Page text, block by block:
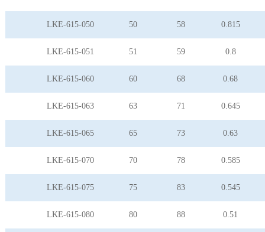
LKE-615-050 50 58 0.815
LKE-615-051 51 59 0.8
LKE-615-060 60 68 0.68
LKE-615-063 63 71 0.645
LKE-615-065 65 73 0.63
LKE-615-070 70 78 0.585
LKE-615-075 75 83 0.545
LKE-615-080 80 88 0.51